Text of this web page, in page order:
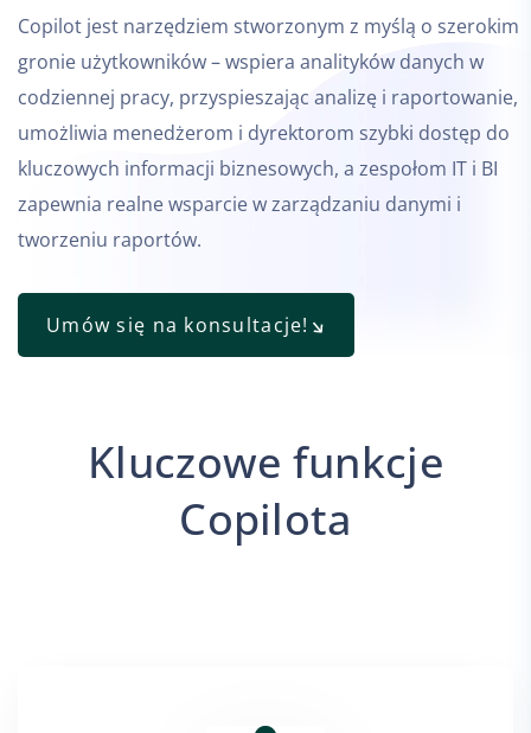
Copilot jest narzędziem stworzonym z myślą o szerokim
gronie użytkowników – wspiera analityków danych w
codziennej pracy, przyspieszając analizę i raportowanie,
umożliwia menedżerom i dyrektorom szybki dostęp do
kluczowych informacji biznesowych, a zespołom IT i BI
zapewnia realne wsparcie w zarządzaniu danymi i
tworzeniu raportów.
Umów się na konsultacje!
Kluczowe funkcje
Copilota